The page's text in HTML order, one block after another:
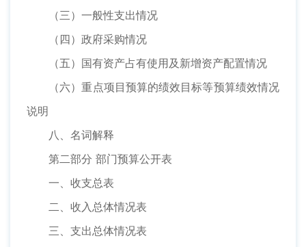
（三）一般性支出情况
（四）政府采购情况
（五）国有资产占有使用及新增资产配置情况
（六）重点项目预算的绩效目标等预算绩效情况
说明
八、名词解释
第二部分 部门预算公开表
一、收支总表
二、收入总体情况表
三、支出总体情况表